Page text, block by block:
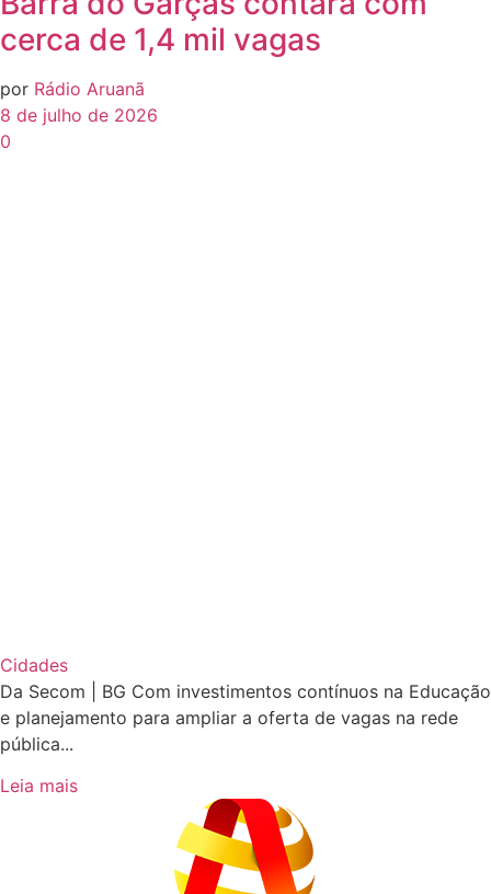
cerca de 1,4 mil vagas
por Rádio Aruanã
8 de julho de 2026
0
Cidades
Da Secom | BG Com investimentos contínuos na Educação
e planejamento para ampliar a oferta de vagas na rede
pública...
Leia mais